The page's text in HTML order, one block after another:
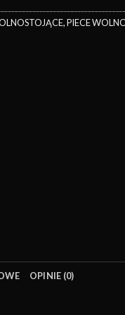
,PIECE
OPINIE (0)